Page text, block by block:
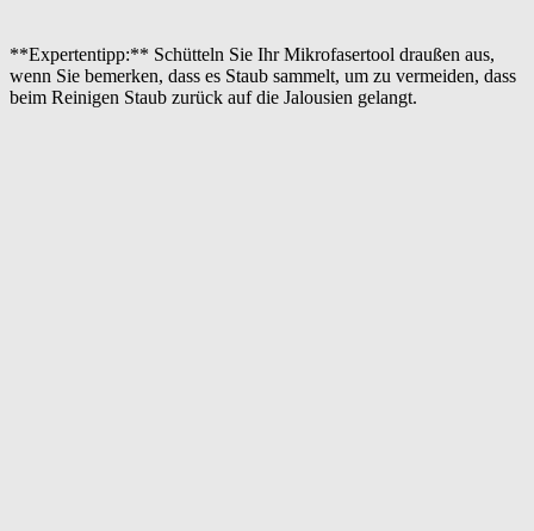
**Expertentipp:** Schütteln Sie Ihr Mikrofasertool draußen aus,
wenn Sie bemerken, dass es Staub sammelt, um zu vermeiden, dass
beim Reinigen Staub zurück auf die Jalousien gelangt.